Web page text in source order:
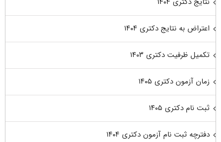
اعتراض به نتایج دکتری ۱۴۰۴
تکمیل ظرفیت دکتری ۱۴۰۳
زمان آزمون دکتری ۱۴۰۵
ثبت نام دکتری ۱۴۰۵
دفترچه ثبت نام آزمون دکتری ۱۴۰۴